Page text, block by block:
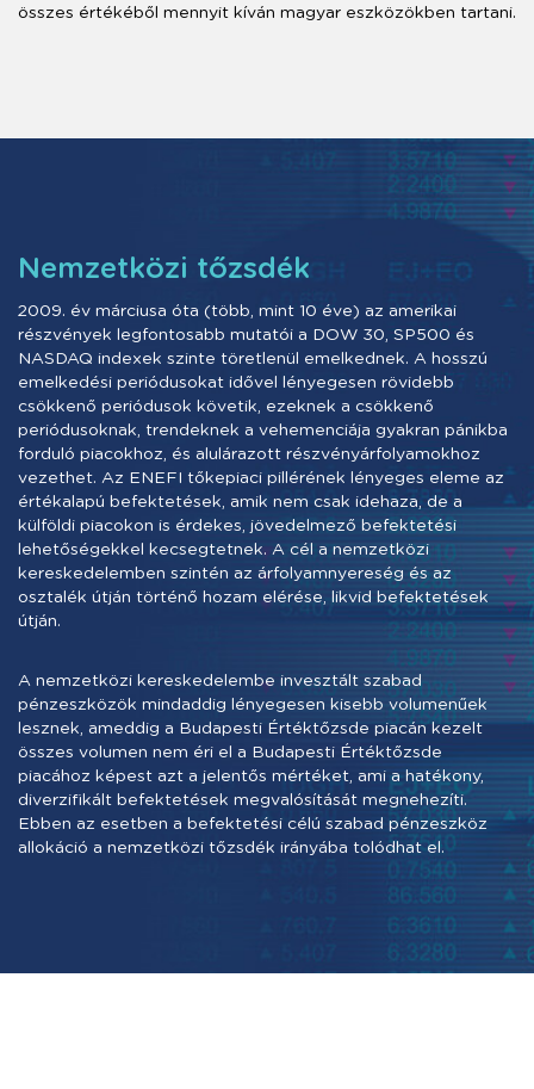
összes értékéből mennyit kíván magyar eszközökben tartani.
Nemzetközi tőzsdék
2009. év márciusa óta (több, mint 10 éve) az amerikai
részvények legfontosabb mutatói a DOW 30, SP500 és
NASDAQ indexek szinte töretlenül emelkednek. A hosszú
emelkedési periódusokat idővel lényegesen rövidebb
csökkenő periódusok követik, ezeknek a csökkenő
periódusoknak, trendeknek a vehemenciája gyakran pánikba
forduló piacokhoz, és alulárazott részvényárfolyamokhoz
vezethet. Az ENEFI tőkepiaci pillérének lényeges eleme az
értékalapú befektetések, amik nem csak idehaza, de a
külföldi piacokon is érdekes, jövedelmező befektetési
lehetőségekkel kecsegtetnek. A cél a nemzetközi
kereskedelemben szintén az árfolyamnyereség és az
osztalék útján történő hozam elérése, likvid befektetések
útján.
A nemzetközi kereskedelembe invesztált szabad
pénzeszközök mindaddig lényegesen kisebb volumenűek
lesznek, ameddig a Budapesti Értéktőzsde piacán kezelt
összes volumen nem éri el a Budapesti Értéktőzsde
piacához képest azt a jelentős mértéket, ami a hatékony,
diverzifikált befektetések megvalósítását megnehezíti.
Ebben az esetben a befektetési célú szabad pénzeszköz
allokáció a nemzetközi tőzsdék irányába tolódhat el.